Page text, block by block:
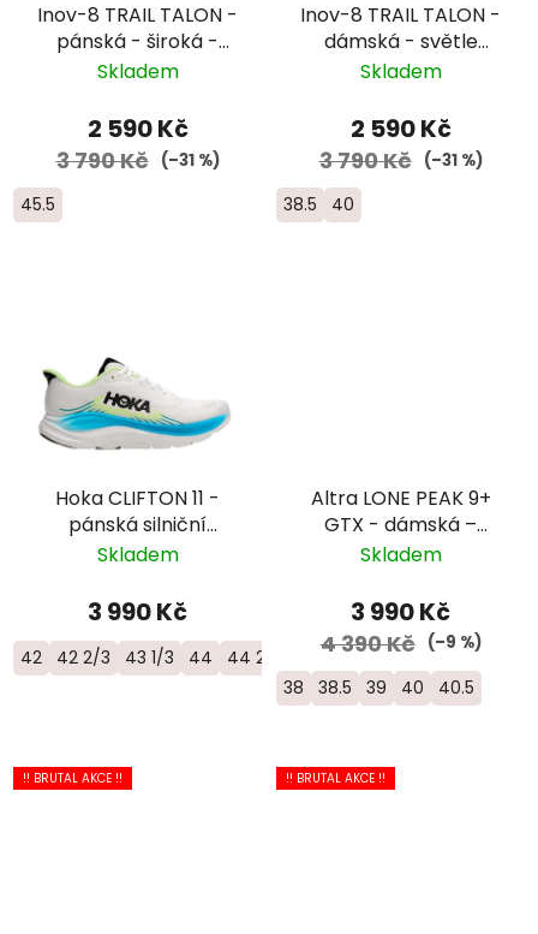
Inov-8 TRAIL TALON -
pánská - široká -
černá
Skladem
2 590 Kč
3 790 Kč (–31 %)
45.5
Inov-8 TRAIL TALON -
dámská - světle
fialová
Skladem
2 590 Kč
3 790 Kč (–31 %)
38.5 40
Hoka CLIFTON 11 -
pánská silniční
objemová bota -
Skladem
3 990 Kč
42 42 2/3 43 1/3 44 44 2/3 45 1/3 46 46 2/3
Altra LONE PEAK 9+
GTX - dámská –
černá
Skladem
3 990 Kč
4 390 Kč (–9 %)
38 38.5 39 40 40.5
!! BRUTAL AKCE !! !! BRUTAL AKCE !!